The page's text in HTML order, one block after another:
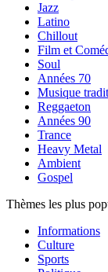
Jazz
Latino
Chillout
Film et
Soul
Années 70
Musique
Reggaeton
Années 90
Trance
Heavy Metal
Ambient
Gospel
Thèmes les plus
Informations
Culture
Sports